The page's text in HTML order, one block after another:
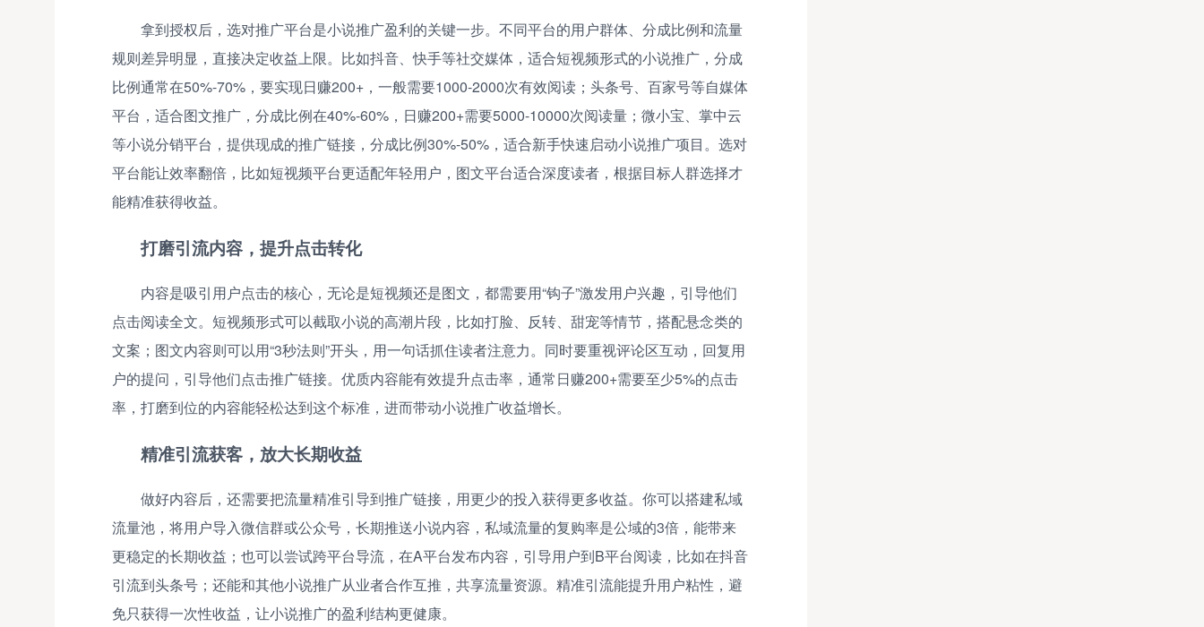
拿到授权后，选对推广平台是小说推广盈利的关键一步。不同平台的用户群体、分成比例和流量
规则差异明显，直接决定收益上限。比如抖音、快手等社交媒体，适合短视频形式的小说推广，分成
比例通常在50%-70%，要实现日赚200+，一般需要1000-2000次有效阅读；头条号、百家号等自媒体
平台，适合图文推广，分成比例在40%-60%，日赚200+需要5000-10000次阅读量；微小宝、掌中云
等小说分销平台，提供现成的推广链接，分成比例30%-50%，适合新手快速启动小说推广项目。选对
平台能让效率翻倍，比如短视频平台更适配年轻用户，图文平台适合深度读者，根据目标人群选择才
能精准获得收益。
打磨引流内容，提升点击转化
内容是吸引用户点击的核心，无论是短视频还是图文，都需要用“钩子”激发用户兴趣，引导他们
点击阅读全文。短视频形式可以截取小说的高潮片段，比如打脸、反转、甜宠等情节，搭配悬念类的
文案；图文内容则可以用“3秒法则”开头，用一句话抓住读者注意力。同时要重视评论区互动，回复用
户的提问，引导他们点击推广链接。优质内容能有效提升点击率，通常日赚200+需要至少5%的点击
率，打磨到位的内容能轻松达到这个标准，进而带动小说推广收益增长。
精准引流获客，放大长期收益
做好内容后，还需要把流量精准引导到推广链接，用更少的投入获得更多收益。你可以搭建私域
流量池，将用户导入微信群或公众号，长期推送小说内容，私域流量的复购率是公域的3倍，能带来
更稳定的长期收益；也可以尝试跨平台导流，在A平台发布内容，引导用户到B平台阅读，比如在抖音
引流到头条号；还能和其他小说推广从业者合作互推，共享流量资源。精准引流能提升用户粘性，避
免只获得一次性收益，让小说推广的盈利结构更健康。